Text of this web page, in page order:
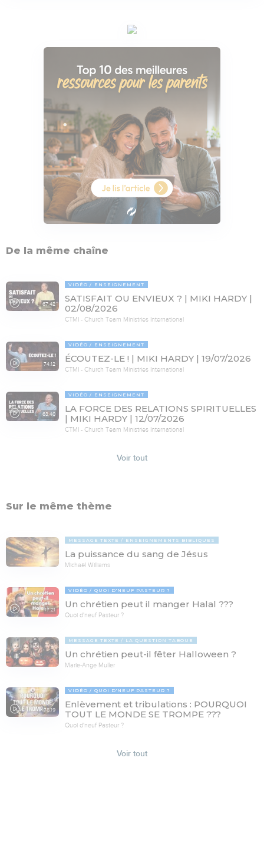
De la même chaîne
67:42
VIDÉO ENSEIGNEMENT
SATISFAIT OU ENVIEUX ? | MIKI HARDY |
02/08/2026
CTMI - Church Team Ministries International
74:12
VIDÉO ENSEIGNEMENT
ÉCOUTEZ-LE ! | MIKI HARDY | 19/07/2026
CTMI - Church Team Ministries International
63:40
VIDÉO ENSEIGNEMENT
LA FORCE DES RELATIONS SPIRITUELLES
| MIKI HARDY | 12/07/2026
CTMI - Church Team Ministries International
Voir tout
Sur le même thème
MESSAGE TEXTE ENSEIGNEMENTS BIBLIQUES
La puissance du sang de Jésus
Michaël Williams
17:21
VIDÉO QUOI D'NEUF PASTEUR ?
Un chrétien peut il manger Halal ???
Quoi d'neuf Pasteur ?
MESSAGE TEXTE LA QUESTION TABOUE
Un chrétien peut-il fêter Halloween ?
Marie-Ange Muller
78:19
VIDÉO QUOI D'NEUF PASTEUR ?
Enlèvement et tribulations : POURQUOI
TOUT LE MONDE SE TROMPE ???
Quoi d'neuf Pasteur ?
Voir tout